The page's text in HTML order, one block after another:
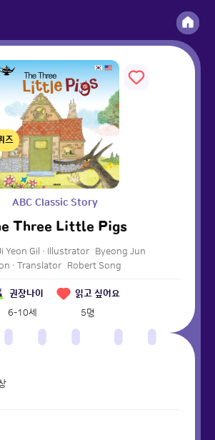
즈
ABC Classic Story
Three Little Pigs
Yeon Gil · Illustrator
Byeong Jun
· Translator Robert Song
권장나이
6-10세
읽고 싶어요
5명